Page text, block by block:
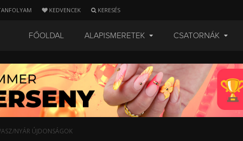
KEDVENCEK KERESÉS
FŐOLDAL ALAPISMERETEK CSATORNÁK
NYÁR ÚJDONSÁGOK